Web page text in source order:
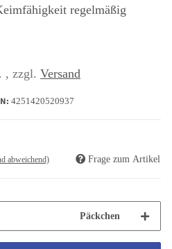
regelmäßig
, zzgl. Versand
4251420520937
abweichend) Frage zum Artikel
Päckchen